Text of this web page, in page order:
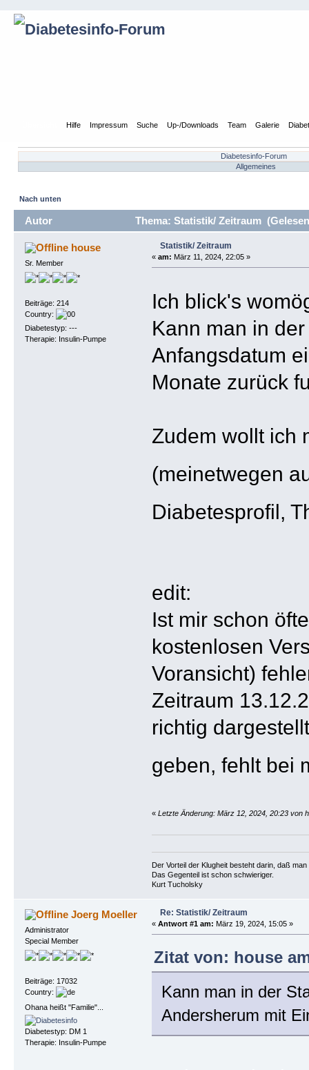
Hilfe Impressum Suche Up-/Downloads Team Galerie
Diabetesinfo-Forum
Allgemeines
Nach unten
Autor Thema: Statistik/ Zeitraum
house
Sr. Member
Beiträge: 214
Country:
Diabetestyp: ---
Therapie: Insulin-Pumpe
Statistik/ Zeitraum
« am: März 11, 2024, 22:05 »
Ich blick's
Kann man in
Anfangsdatum
Monate zurück
Zudem wollt ich
(meinetwegen
Diabetesprofil,
edit:
Ist mir schon
kostenlosen
Voransicht)
Zeitraum
richtig
geben, fehlt bei
« Letzte Änderung: März 12, 2024, 20:23 von
Der Vorteil der Klugheit besteht darin, daß
Das Gegenteil ist schon schwieriger.
Kurt Tucholsky
Joerg Moeller
Administrator
Special Member
Beiträge: 17032
Country:
Ohana heißt "Familie"...
Diabetestyp: DM 1
Therapie: Insulin-Pumpe
Re: Statistik/ Zeitraum
« Antwort #1 am: März 19, 2024, 15:05 »
Zitat von: house
Kann man in der
Andersherum mit